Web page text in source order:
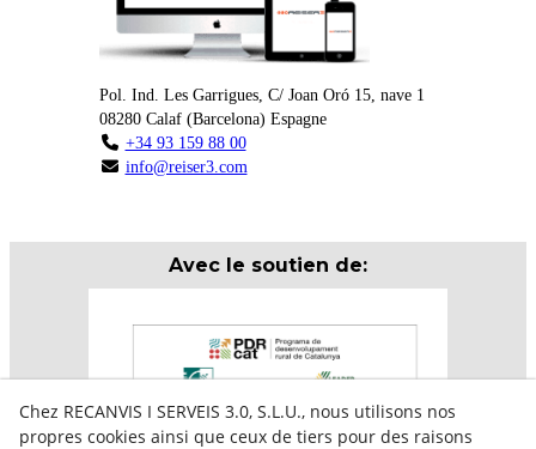
Pol. Ind. Les Garrigues, C/ Joan Oró 15, nave 1
08280 Calaf (Barcelona) Espagne
+34 93 159 88 00
info@reiser3.com
Avec le soutien de:
Chez RECANVIS I SERVEIS 3.0, S.L.U., nous utilisons nos
propres cookies ainsi que ceux de tiers pour des raisons